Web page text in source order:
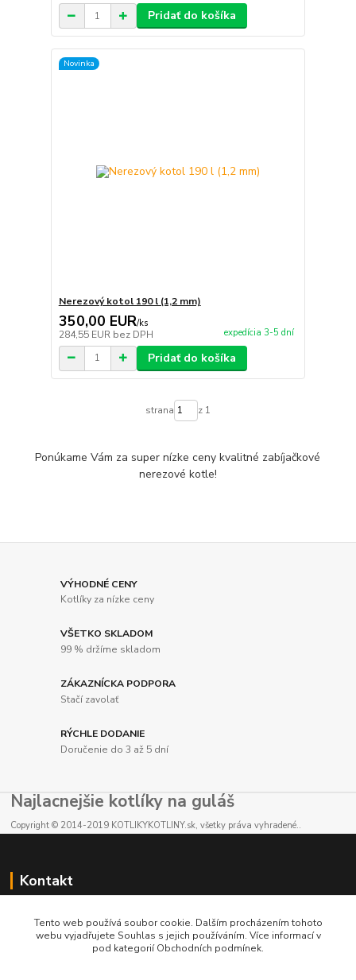
Pridať do košíka
Novinka
Nerezový kotol 190 l (1,2 mm)
350,00 EUR/ks
284,55 EUR bez DPH expedícia 3-5 dní
Pridať do košíka
strana z 1
Ponúkame Vám za super nízke ceny kvalitné zabíjačkové
nerezové kotle!
VÝHODNÉ CENY
Kotlíky za nízke ceny
VŠETKO SKLADOM
99 % držíme skladom
ZÁKAZNÍCKA PODPORA
Stačí zavolať
RÝCHLE DODANIE
Doručenie do 3 až 5 dní
Najlacnejšie kotlíky na guláš
Copyright © 2014-2019 KOTLIKYKOTLINY.sk, všetky práva vyhradené..
Kontakt
E-shop: +421 902 212 007
od 8:00 - do 16:00 hod
Tento web používá soubor cookie. Dalším procházením tohoto
webu vyjadřujete Souhlas s jejich používáním. Více informací v
pod kategorií Obchodních podmínek.